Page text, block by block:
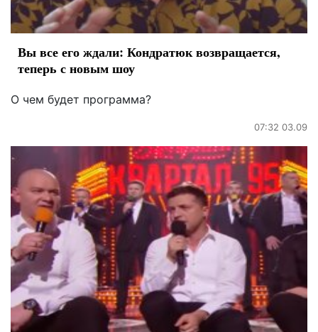
Вы все его ждали: Кондратюк возвращается,
теперь с новым шоу
О чем будет программа?
07:32 03.09